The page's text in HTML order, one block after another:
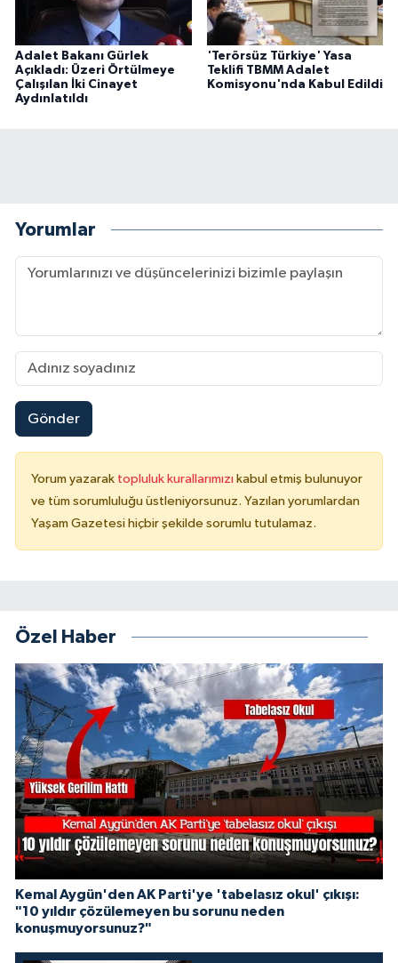
Adalet Bakanı Gürlek
Açıkladı: Üzeri Örtülmeye
Çalışılan İki Cinayet
Aydınlatıldı
'Terörsüz Türkiye' Yasa
Teklifi TBMM Adalet
Komisyonu'nda Kabul Edildi
Yorumlar
Gönder
Yorum yazarak topluluk kurallarımızı kabul etmiş bulunuyor
ve tüm sorumluluğu üstleniyorsunuz. Yazılan yorumlardan
Yaşam Gazetesi hiçbir şekilde sorumlu tutulamaz.
Özel Haber
Kemal Aygün'den AK Parti'ye 'tabelasız okul' çıkışı:
"10 yıldır çözülemeyen bu sorunu neden
konuşmuyorsunuz?"